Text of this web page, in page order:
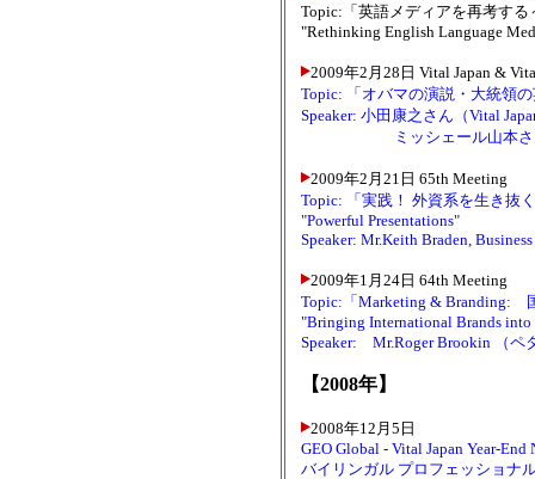
Topic:「英語メディアを再考す
"Rethinking English Language
2009年2月28日 Vital Japan &
Topic: 「オバマの演説・大統領
Speaker: 小田康之さん（Vital
ミッシェール山本さん（
2009年2月21日 65th Meeting
Topic: 「実践！ 外資系を生き抜
"Powerful Presentations"
Speaker: Mr.Keith Braden,
2009年1月24日 64th Meeting
Topic:「Marketing & Branding:
"Bringing International Brands into
Speaker: Mr.Roger Brookin （ペ
【2008年】
2008年12月5日
GEO Global - Vital Japan Year-End
バイリンガル プロフェッショナ